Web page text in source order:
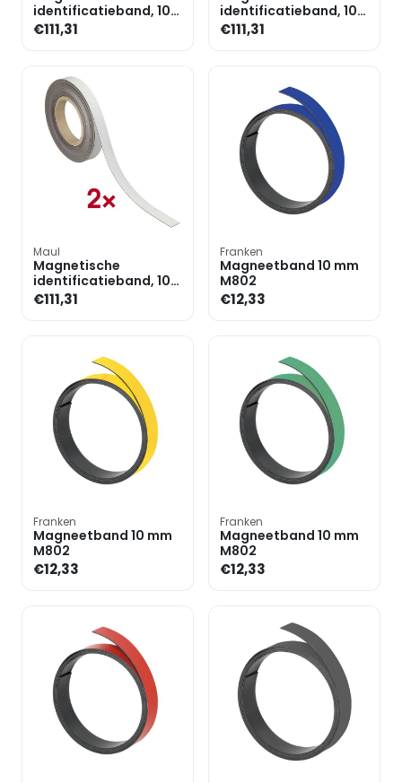
identificatieband, 10
m x 20 mm, set van 2
€111,31
identificatieband, 10
m x 20 mm, set van 2
€111,31
Maul
Magnetische
identificatieband, 10
m x 20 mm, set van 2
€111,31
Franken
Magneetband 10 mm
M802
€12,33
Franken
Magneetband 10 mm
M802
€12,33
Franken
Magneetband 10 mm
M802
€12,33